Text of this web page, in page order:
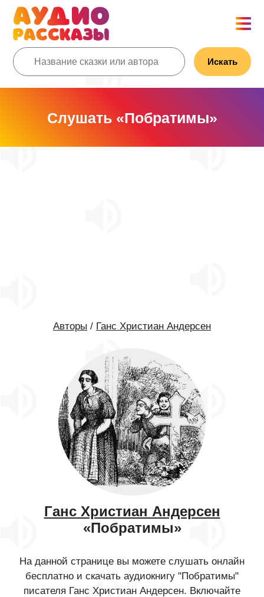
Искать
Слушать «Побратимы»
Авторы / Ганс Христиан Андерсен
Ганс Христиан Андерсен
«Побратимы»
На данной странице вы можете слушать онлайн
бесплатно и скачать аудиокнигу "Побратимы"
писателя Ганс Христиан Андерсен. Включайте